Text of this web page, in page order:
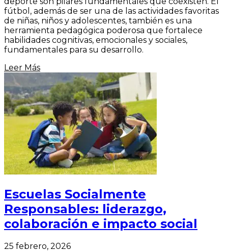
fútbol, además de ser una de las actividades favoritas
de niñas, niños y adolescentes, también es una
herramienta pedagógica poderosa que fortalece
habilidades cognitivas, emocionales y sociales,
fundamentales para su desarrollo.
Leer Más
Escuelas Socialmente
Responsables: liderazgo,
colaboración e impacto social
25 febrero, 2026